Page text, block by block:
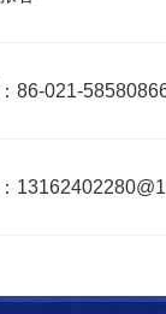
86-021-